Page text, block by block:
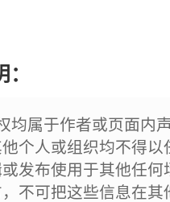
均属于作者或页面内
个人或组织均不得
发布使用于其他任
不可把这些信息在